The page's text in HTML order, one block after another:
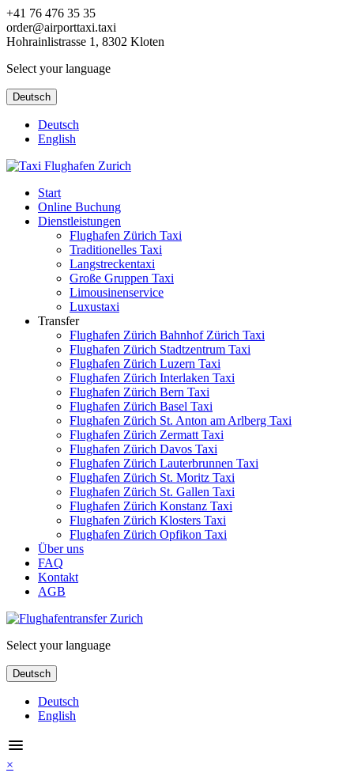
+41 76 476 35 35
order@airporttaxi.taxi
Hohrainlistrasse 1, 8302 Kloten
Select your language
Deutsch
Deutsch
English
Start
Online Buchung
Dienstleistungen
Flughafen Zürich Taxi
Traditionelles Taxi
Langstreckentaxi
Große Gruppen Taxi
Limousinenservice
Luxustaxi
Transfer
Flughafen Zürich Bahnhof Zürich Taxi
Flughafen Zürich Stadtzentrum Taxi
Flughafen Zürich Luzern Taxi
Flughafen Zürich Interlaken Taxi
Flughafen Zürich Bern Taxi
Flughafen Zürich Basel Taxi
Flughafen Zürich St. Anton am Arlberg Taxi
Flughafen Zürich Zermatt Taxi
Flughafen Zürich Davos Taxi
Flughafen Zürich Lauterbrunnen Taxi
Flughafen Zürich St. Moritz Taxi
Flughafen Zürich St. Gallen Taxi
Flughafen Zürich Konstanz Taxi
Flughafen Zürich Klosters Taxi
Flughafen Zürich Opfikon Taxi
Über uns
FAQ
Kontakt
AGB
Select your language
Deutsch
Deutsch
English
menu
×